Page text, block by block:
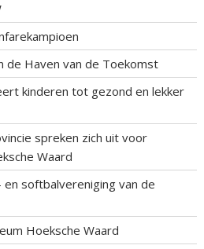
de Haven van de Toekomst
kinderen tot gezond en lekker
spreken zich uit voor
Waard
softbalvereniging van de
Hoeksche Waard